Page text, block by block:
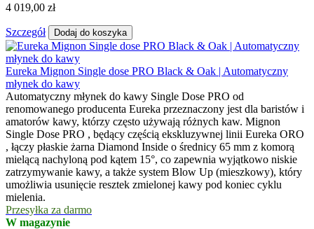
4 019,00 zł
Szczegół Dodaj do koszyka
Eureka Mignon Single dose PRO Black & Oak | Automatyczny
młynek do kawy
Automatyczny młynek do kawy Single Dose PRO od
renomowanego producenta Eureka przeznaczony jest dla baristów i
amatorów kawy, którzy często używają różnych kaw. Mignon
Single Dose PRO , będący częścią ekskluzywnej linii Eureka ORO
, łączy płaskie żarna Diamond Inside o średnicy 65 mm z komorą
mielącą nachyloną pod kątem 15°, co zapewnia wyjątkowo niskie
zatrzymywanie kawy, a także system Blow Up (mieszkowy), który
umożliwia usunięcie resztek zmielonej kawy pod koniec cyklu
mielenia.
Przesyłka za darmo
W magazynie